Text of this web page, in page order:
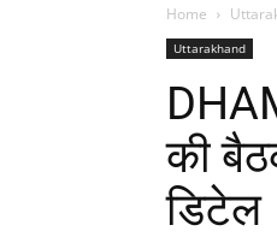
Home
Uttarakhand
की
डिटेल